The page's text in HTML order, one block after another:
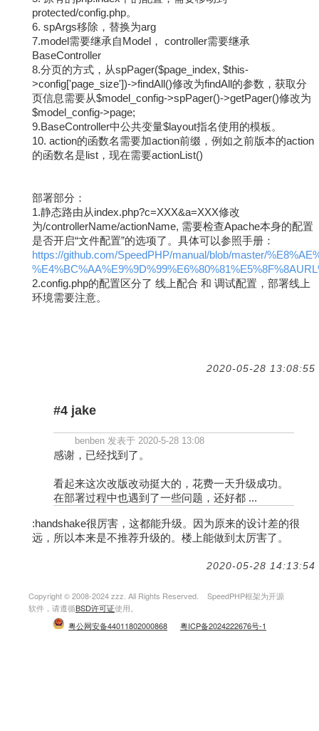
protected/config.php。
6. spArgs移除，替换为arg
7.model需要继承自Model， controller需要继承
BaseController
8.分页的方式，从spPager($page_index, $this-
>config['page_size'])->findAll()修改为findAll的参数，获取分
页信息需要从$model_config->spPager()->getPager()修改为
$model_config->page;
9.BaseController中公共变量$layout指名使用的模板。
10. action的函数名需要加action前缀，例如之前版本的action
的函数名是list，现在需要actionList()
部署部分：
1.静态路由从index.php?c=XXX&a=XXX修改
为/controllerName/actionName, 需要检查Apache本身的配置
是否开启“文件配置”的选项了。具体可以参照手册：
https://github.com/SpeedPHP/manual/blob/master/
2.config.php的配置区分了 线上配合 和 调试配置，部署线上
环境需要注意。
2020-05-28 13:08:55
#4 jake
benben 发表于 2020-5-28 13:08
感谢，已经找到了。
看起来这次改版改动挺大的，花费一天升级成功。
在部署过程中也遇到了一些问题，还好都 ...
:handshake很厉害，这都能升级。因为原来的设计差的很
远，所以本来是不推荐升级的。楼上能做到太厉害了。
2020-05-28 14:13:54
Copyright © 2008-2024 zzz. All Rights Reserved. SpeedPHP框架为开源
软件，请遵循BSD许可证使用。
粤公网安备44011802000868
粤ICP备2024222676号-1